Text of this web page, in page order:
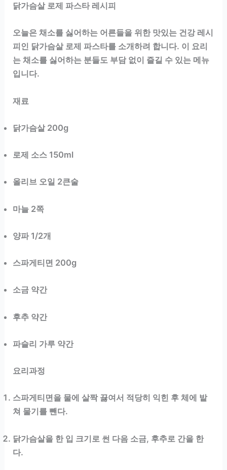
닭가슴살 로제 파스타 레시피
오늘은 채소를 싫어하는 어른들을 위한 맛있는 건강 레시
피인 닭가슴살 로제 파스타를 소개하려 합니다. 이 요리
는 채소를 싫어하는 분들도 부담 없이 즐길 수 있는 메뉴
입니다.
재료
닭가슴살 200g
로제 소스 150ml
올리브 오일 2큰술
마늘 2쪽
양파 1/2개
스파게티면 200g
소금 약간
후추 약간
파슬리 가루 약간
요리과정
스파게티면을 물에 살짝 끓여서 적당히 익힌 후 체에 밭
쳐 물기를 뺀다.
닭가슴살을 한 입 크기로 썬 다음 소금, 후추로 간을 한
다.